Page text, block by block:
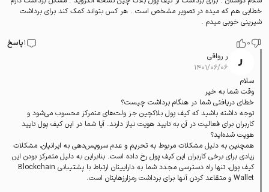
خطایی هم که میده در تصویر مشخص است . هر کس بتواند کمک کند برای برداشت
شیرینی خوبی میدم .
0
1پاسخ
ر رواقی
۱۴۰۱/۰۶/۰۶
سلام
وقت شما به خیر
خطای دریافتی شما در هنگام برداشت چیست؟
توجه داشته باشید که کیف پول بلاکچین جز ولت‌های متمرکز محسوب می‌شود و
کاربران برای فعالیت در آن به تایید هویت نیاز دارند. آیا شما در این کیف پول تایید
هویت شده‌اید؟
همچنین به دلیل مشکلات مربوط به تحریم و عدم سرویس‌دهی به ایرانیان، مشکلات
زیادی برای برخی کاربران این کیف پول رخ داده است. بنابراین به دلیل متمرکز بودن این
کیف پول، تنها راه دسترسی مجدد شما به داراییتان ارتباط با پشتیبانی Blockchain
Wallet و متقاعد کردن آنها برای برداشت رمزارزهایتان است.